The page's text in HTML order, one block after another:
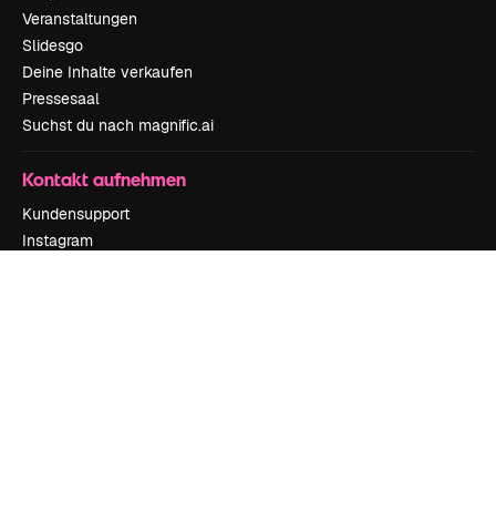
Veranstaltungen
Slidesgo
Deine Inhalte verkaufen
Pressesaal
Suchst du nach magnific.ai
Kontakt aufnehmen
Kundensupport
Instagram